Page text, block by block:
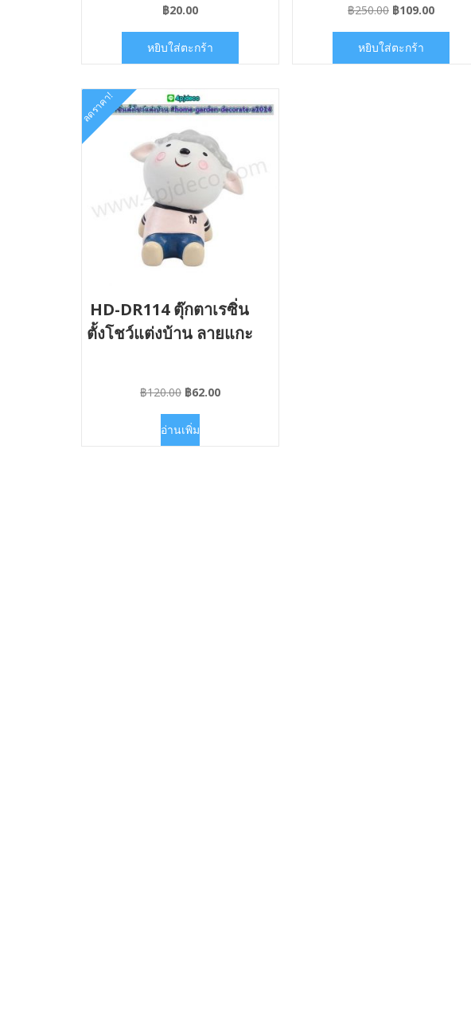
฿20.00
หยิบใส่ตะกร้า
฿250.00 Original
was:
฿109.00Current
หยิบใส่ตะกร้า
ลดราคา!
HD-DR114 ตุ๊กตาเรซิ่น
ตั้งโชว์แต่งบ้าน ลายแกะ
฿120.00 Original
was:
฿62.00Current
อ่านเพิ่ม